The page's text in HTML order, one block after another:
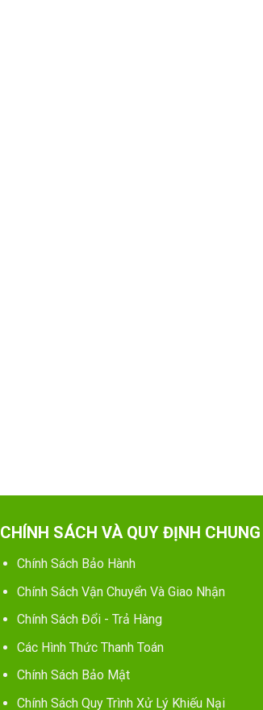
CHÍNH SÁCH VÀ QUY ĐỊNH CHUNG
Chính Sách Bảo Hành
Chính Sách Vận Chuyển Và Giao Nhận
Chính Sách Đổi - Trả Hàng
Các Hình Thức Thanh Toán
Chính Sách Bảo Mật
Chính Sách Quy Trình Xử Lý Khiếu Nại